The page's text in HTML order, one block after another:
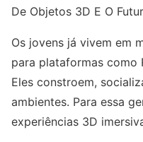
De Objetos 3D E O
Os jovens já vivem em
para plataformas como
Eles constroem,
ambientes. Para essa
experiências 3D